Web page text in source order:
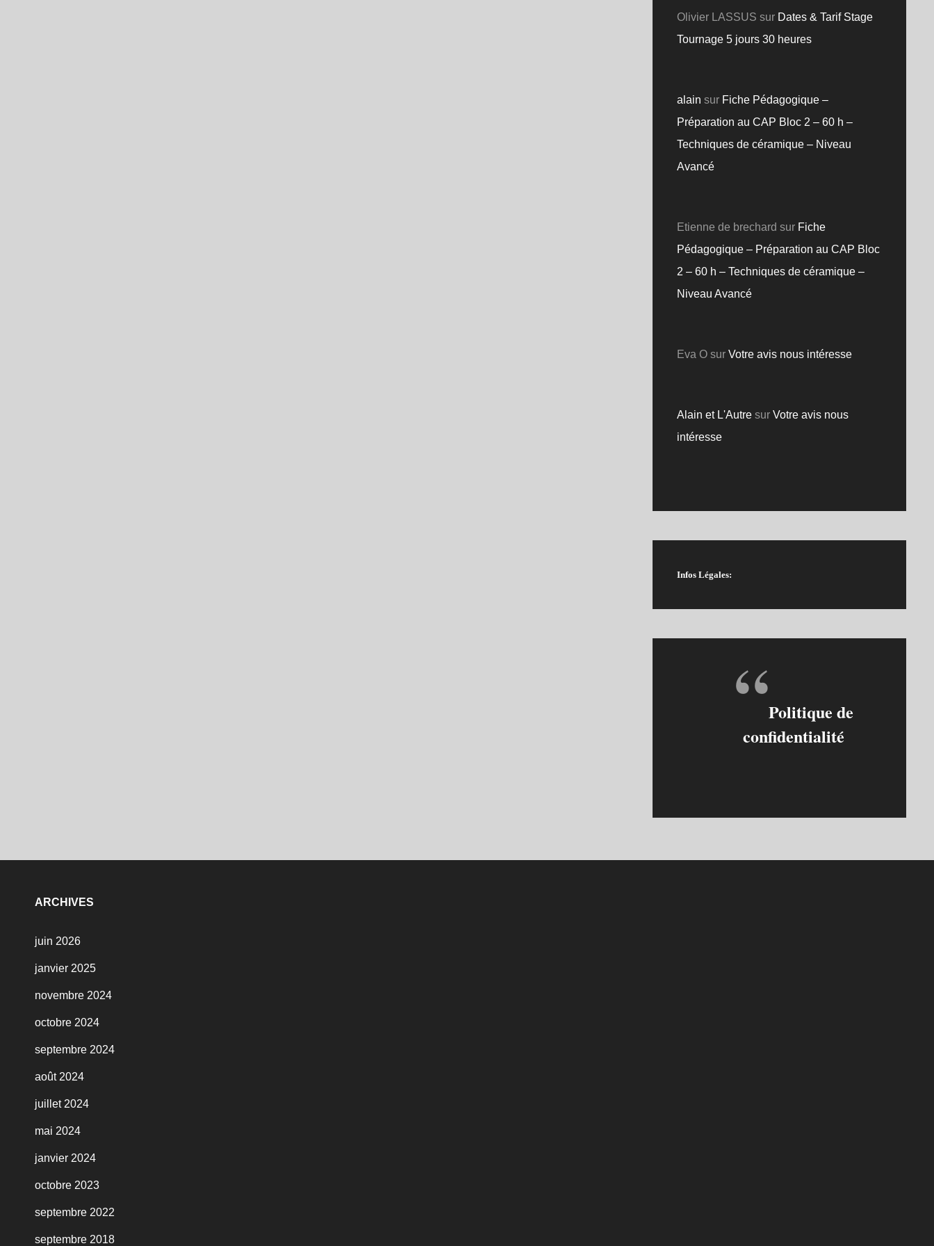
Olivier LASSUS sur Dates & Tarif Stage
Tournage 5 jours 30 heures
alain sur Fiche Pédagogique –
Préparation au CAP Bloc 2 – 60 h –
Techniques de céramique – Niveau
Avancé
Etienne de brechard sur Fiche
Pédagogique – Préparation au CAP Bloc
2 – 60 h – Techniques de céramique –
Niveau Avancé
Eva Osur Votre avis nous intéresse
Alain et L'Autresur Votre avis nous
intéresse
Infos Légales:
Politique de
confidentialité
ARCHIVES
juin 2026
janvier 2025
novembre 2024
octobre 2024
septembre 2024
août 2024
juillet 2024
mai 2024
janvier 2024
octobre 2023
septembre 2022
septembre 2018